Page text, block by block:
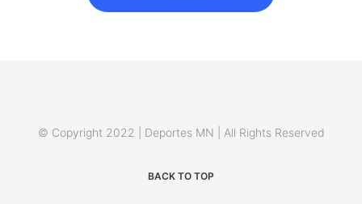
© Copyright 2022 | Deportes MN | All Rights Reserved
BACK TO TOP